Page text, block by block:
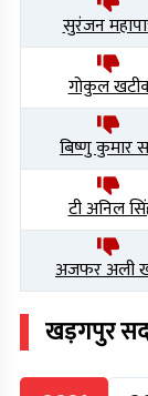
सुरंजन
गोकुल
बिष्णु कुमार
टी अनिल
अजफर अली
खड़गपुर